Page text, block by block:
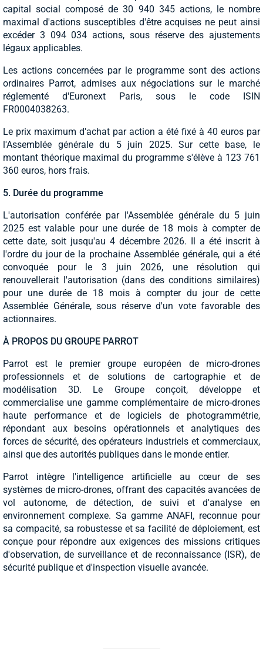
capital social composé de 30 940 345 actions, le nombre
maximal d'actions susceptibles d'être acquises ne peut ainsi
excéder 3 094 034 actions, sous réserve des ajustements
légaux applicables.
Les actions concernées par le programme sont des actions
ordinaires Parrot, admises aux négociations sur le marché
réglementé d'Euronext Paris, sous le code ISIN
FR0004038263.
Le prix maximum d'achat par action a été fixé à 40 euros par
l'Assemblée générale du 5 juin 2025. Sur cette base, le
montant théorique maximal du programme s'élève à 123 761
360 euros, hors frais.
5. Durée du programme
L'autorisation conférée par l'Assemblée générale du 5 juin
2025 est valable pour une durée de 18 mois à compter de
cette date, soit jusqu'au 4 décembre 2026. Il a été inscrit à
l'ordre du jour de la prochaine Assemblée générale, qui a été
convoquée pour le 3 juin 2026, une résolution qui
renouvellerait l'autorisation (dans des conditions similaires)
pour une durée de 18 mois à compter du jour de cette
Assemblée Générale, sous réserve d'un vote favorable des
actionnaires.
À PROPOS DU GROUPE PARROT
Parrot est le premier groupe européen de micro-drones
professionnels et de solutions de cartographie et de
modélisation 3D. Le Groupe conçoit, développe et
commercialise une gamme complémentaire de micro-drones
haute performance et de logiciels de photogrammétrie,
répondant aux besoins opérationnels et analytiques des
forces de sécurité, des opérateurs industriels et commerciaux,
ainsi que des autorités publiques dans le monde entier.
Parrot intègre l'intelligence artificielle au cœur de ses
systèmes de micro-drones, offrant des capacités avancées de
vol autonome, de détection, de suivi et d'analyse en
environnement complexe. Sa gamme ANAFI, reconnue pour
sa compacité, sa robustesse et sa facilité de déploiement, est
conçue pour répondre aux exigences des missions critiques
d'observation, de surveillance et de reconnaissance (ISR), de
sécurité publique et d'inspection visuelle avancée.